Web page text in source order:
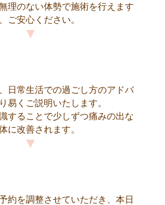
理のない体勢で施術を行えます
ご安心ください。
日常生活での過ごし方のアドバ
易くご説明いたします。
することで少しずつ痛みの出な
に改善されます。
約を調整させていただき、本日